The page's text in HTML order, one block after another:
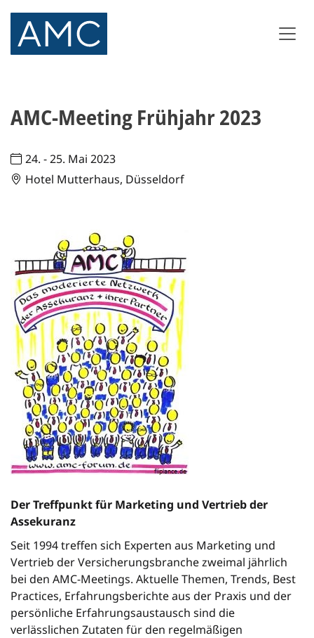
AMC-Meeting Frühjahr 2023
24. - 25. Mai 2023
Hotel Mutterhaus, Düsseldorf
Der Treffpunkt für Marketing und Vertrieb der
Assekuranz
Seit 1994 treffen sich Experten aus Marketing und
Vertrieb der Versicherungsbranche zweimal jährlich
bei den AMC-Meetings. Aktuelle Themen, Trends, Best
Practices, Erfahrungsberichte aus der Praxis und der
persönliche Erfahrungsaustausch sind die
verlässlichen Zutaten für den regelmäßigen